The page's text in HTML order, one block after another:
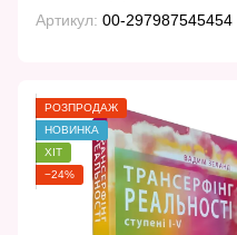
Артикул: 00-297987545454
РОЗПРОДАЖ
НОВИНКА
ХІТ
−24%